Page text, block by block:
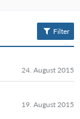
Filter
24. August 2015
19. August 2015